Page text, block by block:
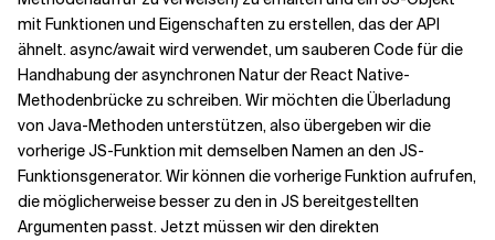
mit Funktionen und Eigenschaften zu erstellen, das der API
ähnelt. async/await wird verwendet, um sauberen Code für die
Handhabung der asynchronen Natur der React Native-
Methodenbrücke zu schreiben. Wir möchten die Überladung
von Java-Methoden unterstützen, also übergeben wir die
vorherige JS-Funktion mit demselben Namen an den JS-
Funktionsgenerator. Wir können die vorherige Funktion aufrufen,
die möglicherweise besser zu den in JS bereitgestellten
Argumenten passt. Jetzt müssen wir den direkten